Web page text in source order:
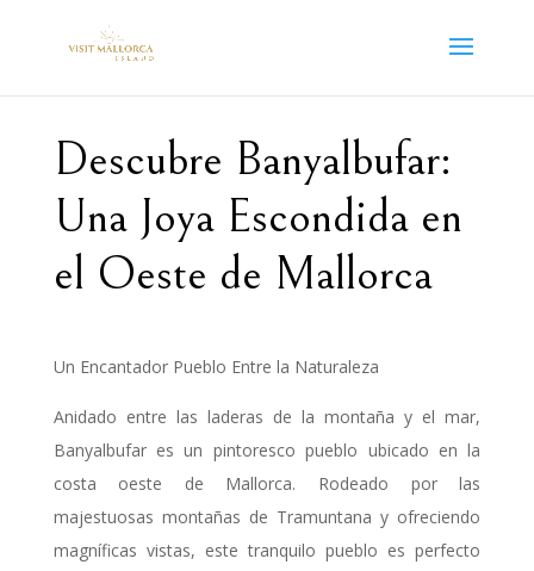
Descubre Banyalbufar:
Una Joya Escondida en
el Oeste de Mallorca
Un Encantador Pueblo Entre la Naturaleza
Anidado entre las laderas de la montaña y el mar,
Banyalbufar es un pintoresco pueblo ubicado en la
costa oeste de Mallorca. Rodeado por las
majestuosas montañas de Tramuntana y ofreciendo
magníficas vistas, este tranquilo pueblo es perfecto